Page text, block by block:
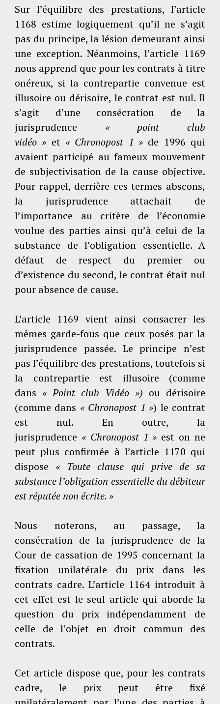
Sur l’équilibre des prestations, l’article
1168 estime logiquement qu’il ne s’agit
pas du principe, la lésion demeurant ainsi
une exception. Néanmoins, l’article 1169
nous apprend que pour les contrats à titre
onéreux, si la contrepartie convenue est
illusoire ou dérisoire, le contrat est nul. Il
s’agit d’une consécration de la
jurisprudence « point club
vidéo » et « Chronopost 1 » de 1996 qui
avaient participé au fameux mouvement
de subjectivisation de la cause objective.
Pour rappel, derrière ces termes abscons,
la jurisprudence attachait de
l’importance au critère de l’économie
voulue des parties ainsi qu’à celui de la
substance de l’obligation essentielle. A
défaut de respect du premier ou
d’existence du second, le contrat était nul
pour absence de cause.
L’article 1169 vient ainsi consacrer les
mêmes garde-fous que ceux posés par la
jurisprudence passée. Le principe n’est
pas l’équilibre des prestations, toutefois si
la contrepartie est illusoire (comme
dans « Point club Vidéo ») ou dérisoire
(comme dans « Chronopost 1 ») le contrat
est nul. En outre, la
jurisprudence « Chronopost 1 » est on ne
peut plus confirmée à l’article 1170 qui
dispose « Toute clause qui prive de sa
substance l’obligation essentielle du débiteur
est réputée non écrite. »
Nous noterons, au passage, la
consécration de la jurisprudence de la
Cour de cassation de 1995 concernant la
fixation unilatérale du prix dans les
contrats cadre. L’article 1164 introduit à
cet effet est le seul article qui aborde la
question du prix indépendamment de
celle de l’objet en droit commun des
contrats.
Cet article dispose que, pour les contrats
cadre, le prix peut être fixé